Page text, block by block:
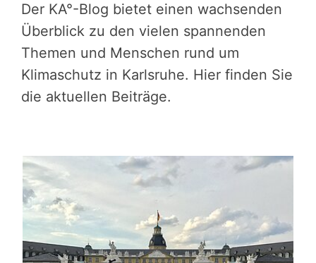
Der KA°-Blog bietet einen wachsenden
Überblick zu den vielen spannenden
Themen und Menschen rund um
Klimaschutz in Karlsruhe. Hier finden Sie
die aktuellen Beiträge.